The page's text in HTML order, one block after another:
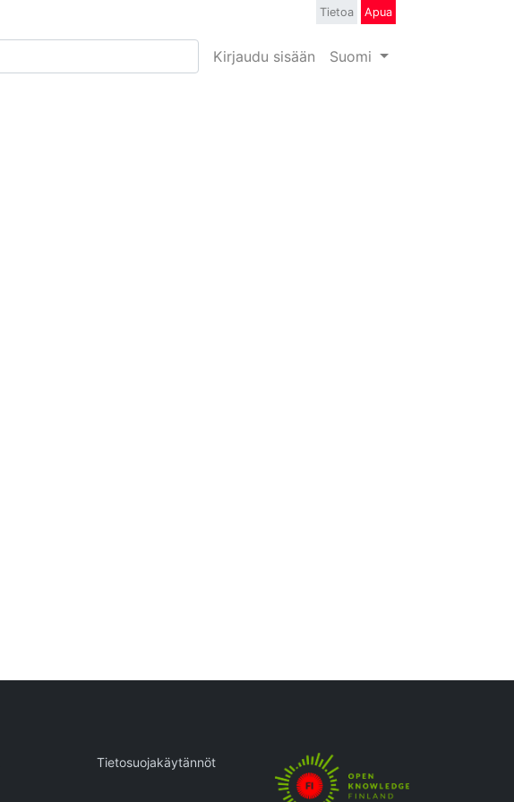
Kirjaudu sisään Suomi
Tietoa Apua
Tietosuojakäytännöt